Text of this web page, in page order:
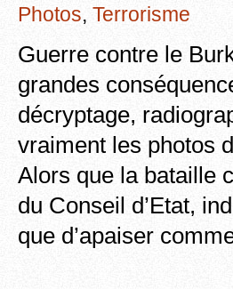
Photos, Terrorisme
Guerre contre le
grandes
décryptage,
vraiment les photos
Alors que la bataille
du Conseil d’Etat,
que d’apaiser